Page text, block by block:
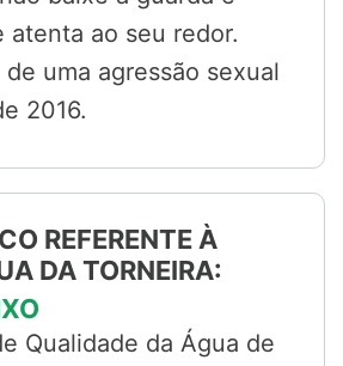
atenta ao seu redor.
uma agressão sexual
2016.
REFERENTE À
DA TORNEIRA:
Qualidade da Água de